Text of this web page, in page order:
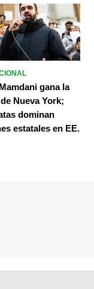
gana la
Nueva York;
dominan
estatales en EE.